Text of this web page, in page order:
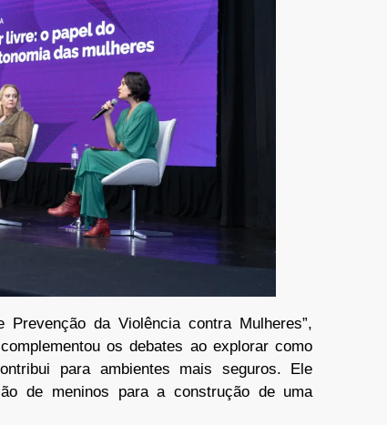
da Violência contra Mulheres”,
os debates ao explorar como
para ambientes mais seguros. Ele
de meninos para a construção de uma